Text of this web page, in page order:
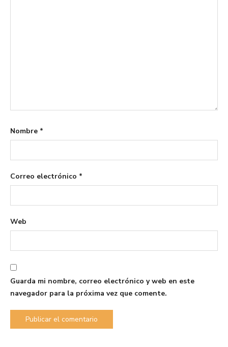
Nombre *
Correo electrónico *
Web
Guarda mi nombre, correo electrónico y web en este
navegador para la próxima vez que comente.